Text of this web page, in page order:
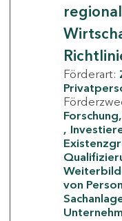
Förderart:
von